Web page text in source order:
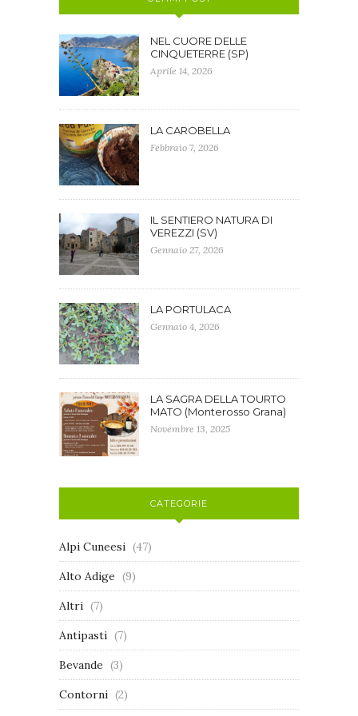
NEL CUORE DELLE
CINQUETERRE (SP)
Aprile 14, 2026
LA CAROBELLA
Febbraio 7, 2026
IL SENTIERO NATURA DI
VEREZZI (SV)
Gennaio 27, 2026
LA PORTULACA
Gennaio 4, 2026
LA SAGRA DELLA TOURTO
MATO (Monterosso Grana)
Novembre 13, 2025
CATEGORIE
Alpi Cuneesi (47)
Alto Adige (9)
Altri (7)
Antipasti (7)
Bevande (3)
Contorni (2)